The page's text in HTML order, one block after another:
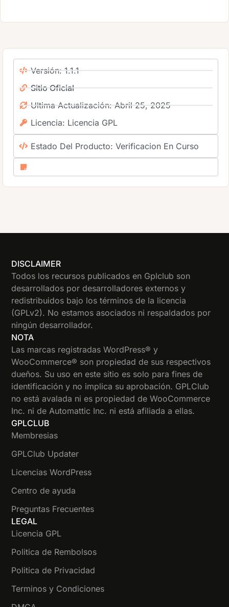
Versión: 1.1.1
Sitio Oficial
Ultima Actualización: Abril 25, 2025
Licencia: Licencia GPL
Estado Del Producto: Verificacion En Curso
DISCLAIMER
Todos los recursos publicados en Gplclub son
desarrollados por desarrolladores externos y
redistribuidos bajo los términos de la licencia
(GPLv2). No estamos asociados ni respaldados por
ningún desarrollador.
NOTA
Las marcas registradas WordPress® y
WooCommerce® son propiedad de sus respectivos
dueños. Su uso en este sitio es solo para fines de
identificación y no implica su aprobación. GPLClub
no está avalada ni es propiedad de WooCommerce
Inc. ni de Automattic Inc. ni está afiliada a ellas.
GPLCLUB
Membresias
GPLClub Updater
Licencias WordPress
Centro de ayuda
Preguntas Frecuentes
LEGAL
Licencia GPL
Politica de Rembolsos
Politica de Privacidad
Terminos y Condiciones